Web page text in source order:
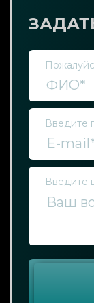
Введите
Введите